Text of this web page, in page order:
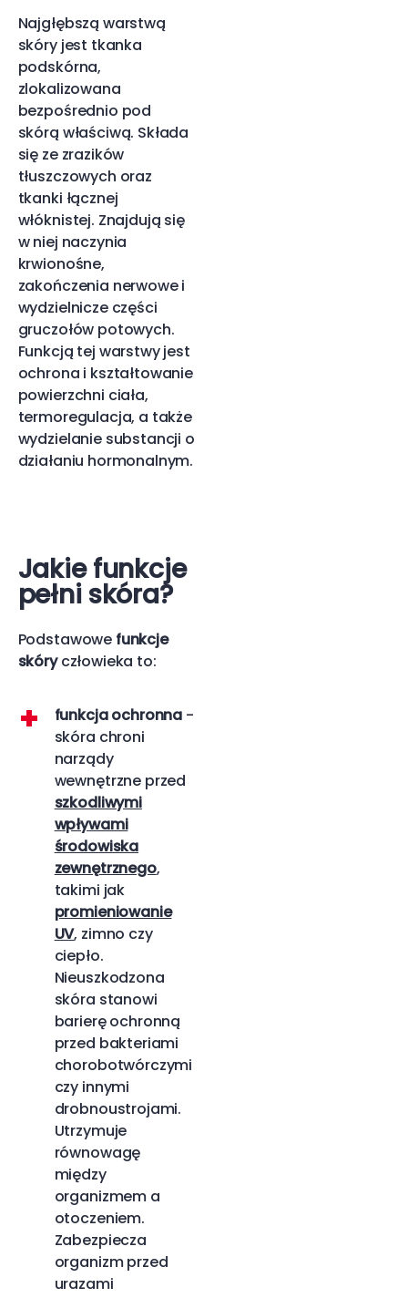
Najgłębszą warstwą
skóry jest tkanka
podskórna,
zlokalizowana
bezpośrednio pod
skórą właściwą. Składa
się ze zrazików
tłuszczowych oraz
tkanki łącznej
włóknistej. Znajdują się
w niej naczynia
krwionośne,
zakończenia nerwowe i
wydzielnicze części
gruczołów potowych.
Funkcją tej warstwy jest
ochrona i kształtowanie
powierzchni ciała,
termoregulacja, a także
wydzielanie substancji o
działaniu hormonalnym.
Jakie funkcje
pełni skóra?
Podstawowe funkcje
skóryczłowieka to:
funkcja ochronna -
skóra chroni
narządy
wewnętrzne przed
szkodliwymi
wpływami
środowiska
zewnętrznego,
takimi jak
promieniowanie
UV, zimno czy
ciepło.
Nieuszkodzona
skóra stanowi
barierę ochronną
przed bakteriami
chorobotwórczymi
czy innymi
drobnoustrojami.
Utrzymuje
równowagę
między
organizmem a
otoczeniem.
Zabezpiecza
organizm przed
urazami